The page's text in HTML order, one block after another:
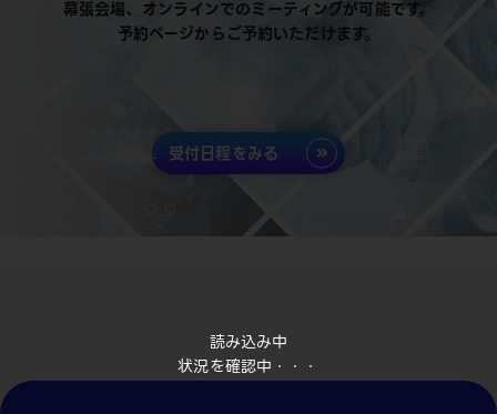
読み込み中
状況を確認中・・・
幕張会場、オンラインでのミーティングが可能です。
予約ページからご予約いただけます。
受付日程をみる